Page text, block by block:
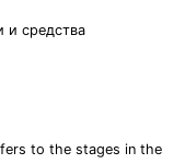
и средства
to the stages in the